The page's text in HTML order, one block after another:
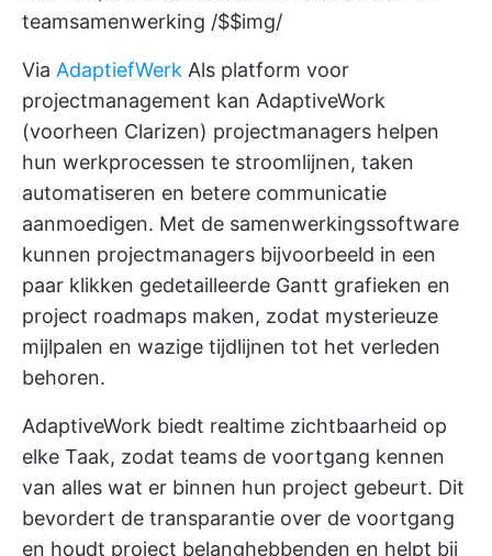
teamsamenwerking /$$img/
Via AdaptiefWerk Als platform voor
projectmanagement kan AdaptiveWork
(voorheen Clarizen) projectmanagers helpen
hun werkprocessen te stroomlijnen, taken
automatiseren en betere communicatie
aanmoedigen. Met de samenwerkingssoftware
kunnen projectmanagers bijvoorbeeld in een
paar klikken gedetailleerde Gantt grafieken en
project roadmaps maken, zodat mysterieuze
mijlpalen en wazige tijdlijnen tot het verleden
behoren.
AdaptiveWork biedt realtime zichtbaarheid op
elke Taak, zodat teams de voortgang kennen
van alles wat er binnen hun project gebeurt. Dit
bevordert de transparantie over de voortgang
en houdt project belanghebbenden en helpt bij